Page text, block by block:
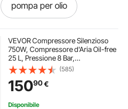
pompa per olio
pompa cambio olio
pompa estrazione olio
VEVOR Compressore Silenzioso
750W, Compressore d'Aria Oil-free
25 L, Pressione 8 Bar,
Compressore d'Aria Silenzioso
220V, Compressore Aria Portatile,
per Esigenze di Gonfiaggio
(585)
15090€
Disponibile